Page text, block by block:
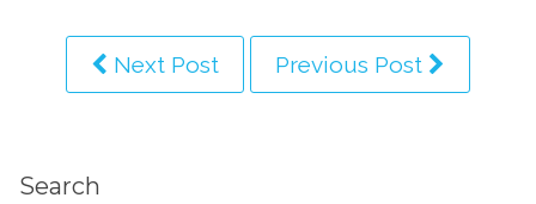
Next Post Previous Post
Search